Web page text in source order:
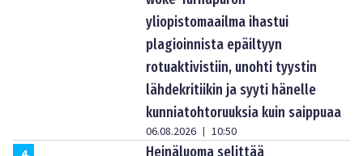
yliopistomaailma ihastui
plagioinnista epäiltyyn
rotuaktivistiin, unohti tyystin
lähdekritiikin ja syyti hänelle
kunniatohtoruuksia kuin saippuaa
06.08.2026 | 10:50
Heinäluoma selittää